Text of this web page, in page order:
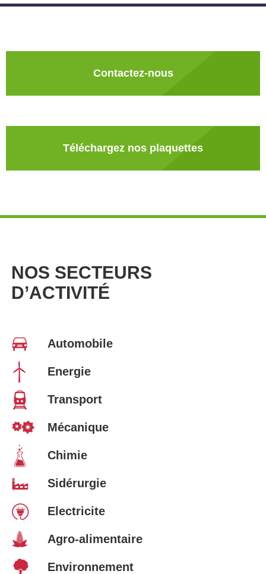
Contactez-nous
Téléchargez nos plaquettes
NOS SECTEURS
D’ACTIVITÉ
Automobile
Energie
Transport
Mécanique
Chimie
Sidérurgie
Electricite
Agro-alimentaire
Environnement